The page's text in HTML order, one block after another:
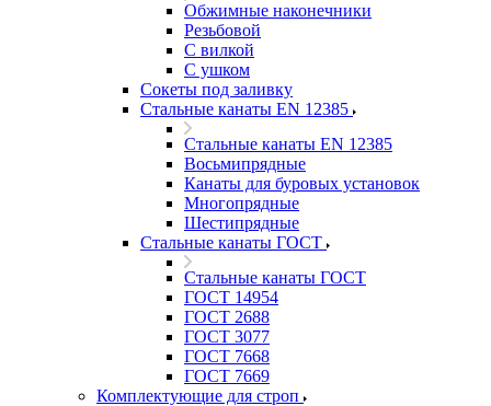
Обжимные наконечники
Резьбовой
С вилкой
С ушком
Сокеты под заливку
Стальные канаты EN 12385
Стальные канаты EN 12385
Восьмипрядные
Канаты для буровых установок
Многопрядные
Шестипрядные
Стальные канаты ГОСТ
Стальные канаты ГОСТ
ГОСТ 14954
ГОСТ 2688
ГОСТ 3077
ГОСТ 7668
ГОСТ 7669
Комплектующие для строп